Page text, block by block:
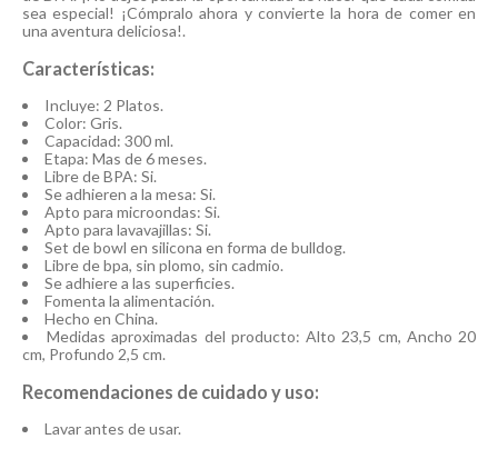
sea especial! ¡Cómpralo ahora y convierte la hora de comer en
una aventura deliciosa!.
Características:
Incluye: 2 Platos.
Color: Gris.
Capacidad: 300 ml.
Etapa: Mas de 6 meses.
Libre de BPA: Si.
Se adhieren a la mesa: Si.
Apto para microondas: Si.
Apto para lavavajillas: Si.
Set de bowl en silicona en forma de bulldog.
Libre de bpa, sin plomo, sin cadmio.
Se adhiere a las superficies.
Fomenta la alimentación.
Hecho en China.
Medidas aproximadas del producto: Alto 23,5 cm, Ancho 20
cm, Profundo 2,5 cm.
Recomendaciones de cuidado y uso:
Lavar antes de usar.